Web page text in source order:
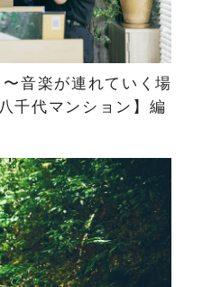
音楽が連れていく場
千代マンション】編